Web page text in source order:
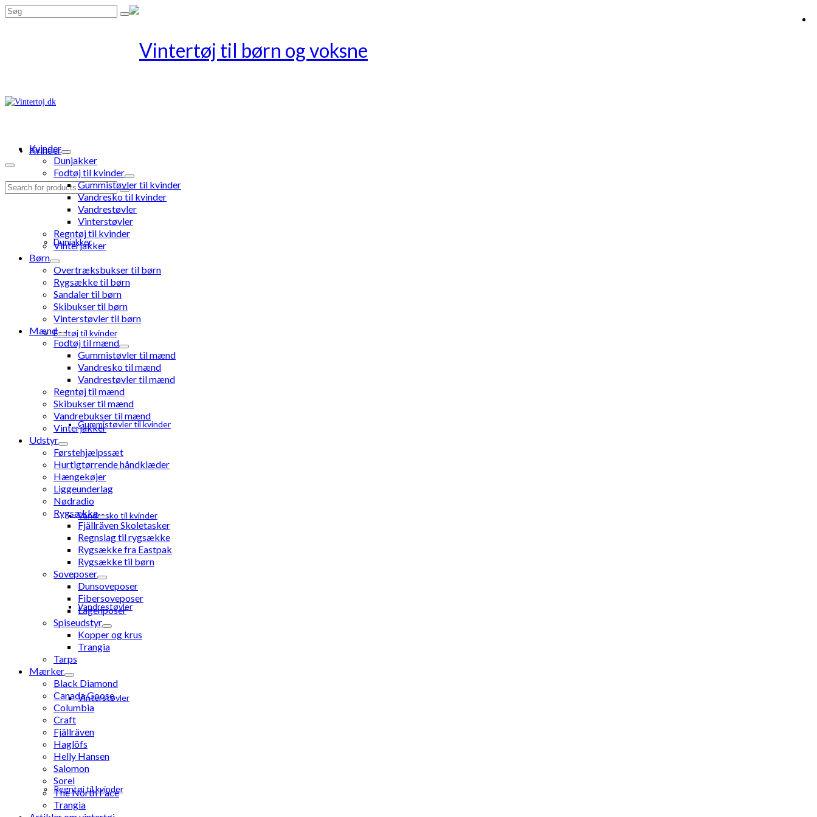
Search
Kvinder
Dunjakker
Fodtøj til kvinder
Gummistøvler til kvinder
Vandresko til kvinder
Vandrestøvler
Vinterstøvler
Regntøj til kvinder
Search
Kvinder
Dunjakker
Fodtøj til kvinder
Gummistøvler til kvinder
Vandresko til kvinder
Vandrestøvler
Vinterstøvler
Regntøj til kvinder
Vinterjakker
Børn
Overtræksbukser til børn
Rygsække til børn
Sandaler til børn
Skibukser til børn
Vinterstøvler til børn
Mænd
Fodtøj til mænd
Gummistøvler til mænd
Vandresko til mænd
Vandrestøvler til mænd
Regntøj til mænd
Skibukser til mænd
Vandrebukser til mænd
Vinterjakker
Udstyr
Førstehjælpssæt
Hurtigtørrende håndklæder
Hængekøjer
Liggeunderlag
Nødradio
Rygsække
Fjällräven Skoletasker
Regnslag til rygsække
Rygsække fra Eastpak
Rygsække til børn
Soveposer
Dunsoveposer
Fibersoveposer
Lagenposer
Spiseudstyr
Kopper og krus
Trangia
Tarps
Mærker
Black Diamond
Canada Goose
Columbia
Craft
Fjällräven
Haglöfs
Helly Hansen
Salomon
Sorel
The North Face
Trangia